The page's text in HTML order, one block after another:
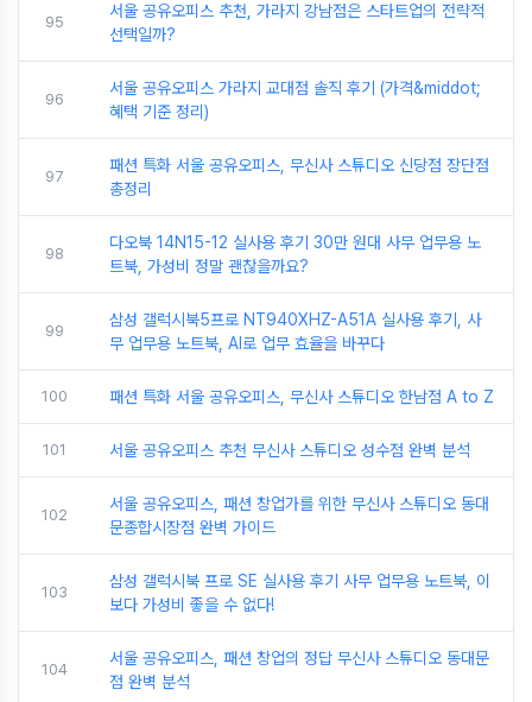
95
서울 공유오피스 추천, 가라지 강남점은 스타트업의 전략적
선택일까?
96
서울 공유오피스 가라지 교대점 솔직 후기 (가격&middot;
혜택 기준 정리)
97
패션 특화 서울 공유오피스, 무신사 스튜디오 신당점 장단점
총정리
98
다오북 14N15-12 실사용 후기 30만 원대 사무 업무용 노
트북, 가성비 정말 괜찮을까요?
99
삼성 갤럭시북5프로 NT940XHZ-A51A 실사용 후기, 사
무 업무용 노트북, AI로 업무 효율을 바꾸다
100 패션 특화 서울 공유오피스, 무신사 스튜디오 한남점 A to Z
101 서울 공유오피스 추천 무신사 스튜디오 성수점 완벽 분석
102
서울 공유오피스, 패션 창업가를 위한 무신사 스튜디오 동대
문종합시장점 완벽 가이드
103
삼성 갤럭시북 프로 SE 실사용 후기 사무 업무용 노트북, 이
보다 가성비 좋을 수 없다!
104
서울 공유오피스, 패션 창업의 정답 무신사 스튜디오 동대문
점 완벽 분석